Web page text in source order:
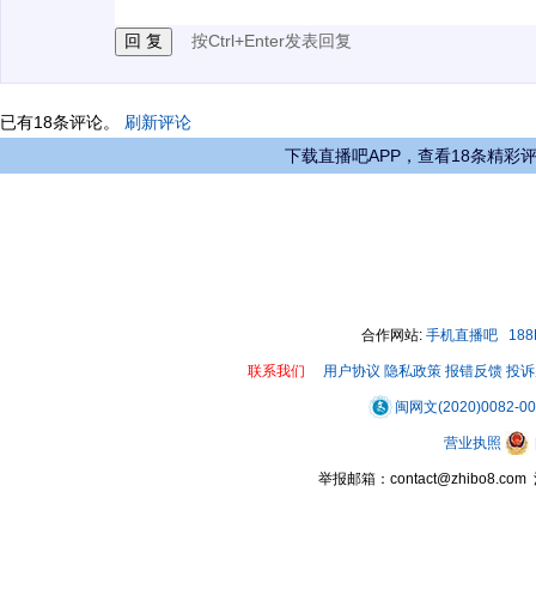
按Ctrl+Enter发表回复
已有18条评论。 刷新评论
下载直播吧APP，查看18条精彩
合作网站: 手机直播吧
联系我们 用户协议 隐私政策 报错反馈 投
闽网文(2020)0082-
营业执照
举报邮箱：